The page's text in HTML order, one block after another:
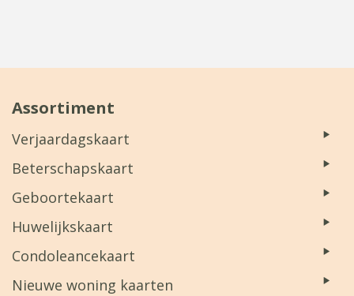
Assortiment
Verjaardagskaart
Beterschapskaart
Geboortekaart
Huwelijkskaart
Condoleancekaart
Nieuwe woning kaarten